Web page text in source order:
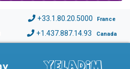
+33.1.80.20.5000 France
+1.437.887.14.93 Canada